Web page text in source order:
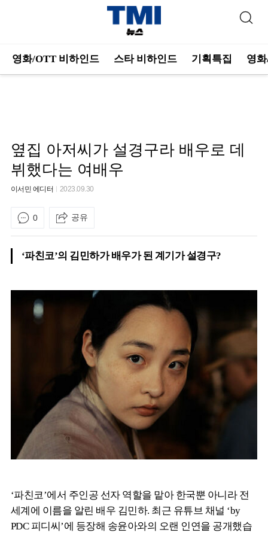
영화/OTT 비하인드 스타 비하인드 기획특집 영
옆집 아저씨가 설경구라 배우로 데
뷔했다는 여배우
이서민 에디터 2023.09.30
0 공유
‘파친코’의 김민하가 배우가 된 계기가 설경구?
‘파친코’에서 주인공 선자 역할을 맡아 한국뿐 아니라 전
세계에 이름을 알린 배우 김민하. 최근 유튜브 채널 ‘by
PDC 피디씨’에 등장해 송윤아와의 오랜 인연을 공개했습